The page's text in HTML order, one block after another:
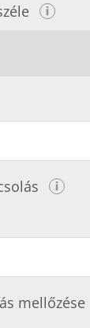
mellőzése